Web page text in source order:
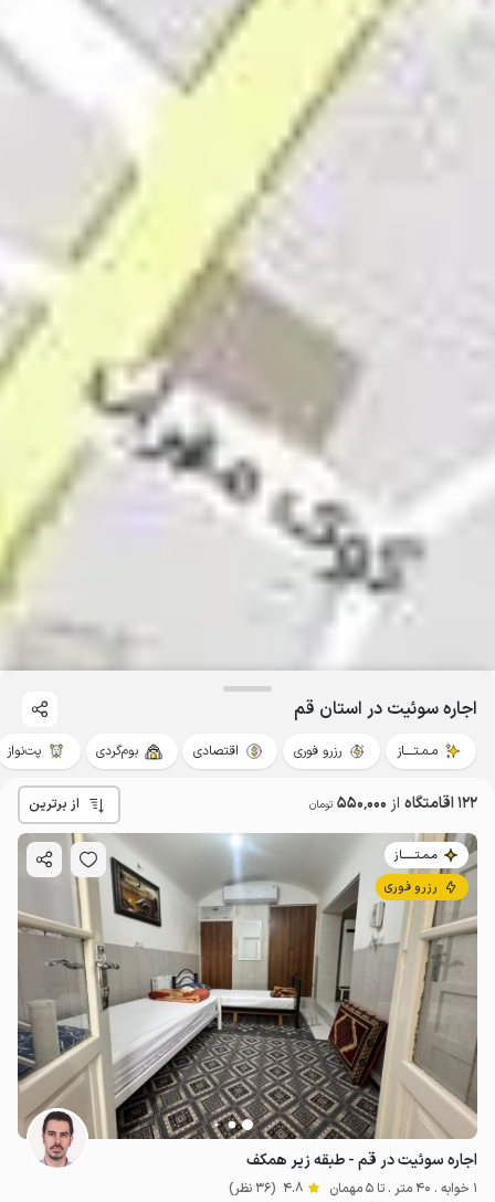
اجاره سوئیت در استان قم
مـمـتــــاز رزرو فوری اقتصادی بوم‌گردی پت‌نواز
122 اقامتگاه از 550٬000 تومان از برترین
مـمـتــــــاز
رزرو فوری
اجاره سوئیت در قم - طبقه زیر همکف
1 خوابه . 40 متر . تا 5 مهمان 4.8 (36 نظر)